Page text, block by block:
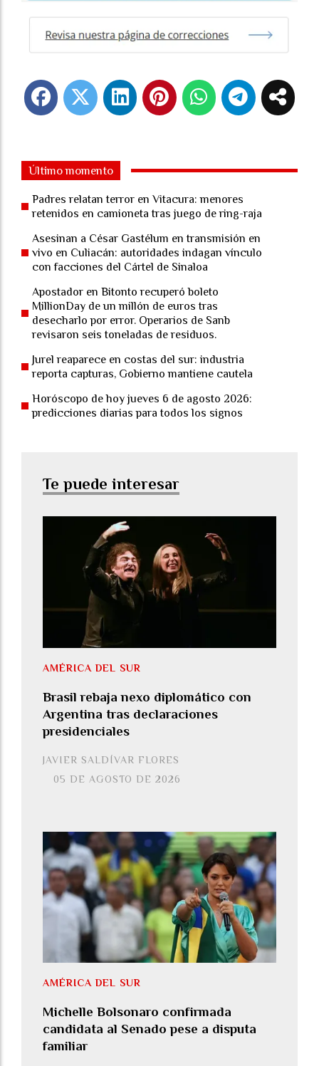
Último momento
Padres relatan terror en Vitacura: menores
retenidos en camioneta tras juego de ring-raja
Asesinan a César Gastélum en transmisión en
vivo en Culiacán: autoridades indagan vínculo
con facciones del Cártel de Sinaloa
Apostador en Bitonto recuperó boleto
MillionDay de un millón de euros tras
desecharlo por error. Operarios de Sanb
revisaron seis toneladas de residuos.
Jurel reaparece en costas del sur: industria
reporta capturas, Gobierno mantiene cautela
Horóscopo de hoy jueves 6 de agosto 2026:
predicciones diarias para todos los signos
Te puede interesar
Brasil rebaja nexo diplomático con
Argentina tras declaraciones
presidenciales
JAVIER SALDÍVAR FLORES
AMÉRICA DEL SUR
05 DE AGOSTO DE 2026
Michelle Bolsonaro confirmada
candidata al Senado pese a disputa
familiar
AMÉRICA DEL SUR